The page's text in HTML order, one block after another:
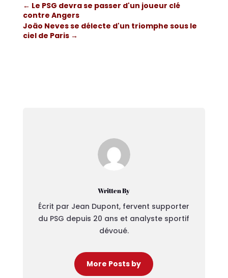
← Le PSG devra se passer d'un joueur clé
contre Angers
João Neves se délecte d'un triomphe sous le
ciel de Paris→
Written By
Écrit par Jean Dupont, fervent supporter
du PSG depuis 20 ans et analyste sportif
dévoué.
More Posts by